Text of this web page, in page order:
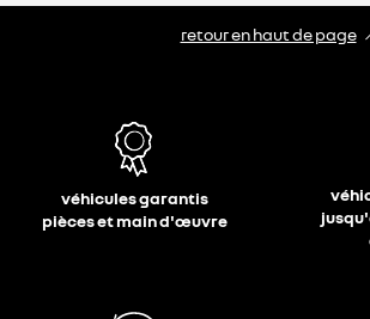
retour en haut de page​
véhicules garantis
pièces et main d'œuvre